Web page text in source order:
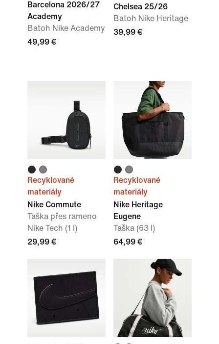
Barcelona 2026/27
Academy
Batoh Nike Academy
49,99 €
Chelsea 25/26
Batoh Nike Heritage
39,99 €
Recyklované
materiály
Nike Commute
Taška přes rameno
Nike Tech (1 l)
29,99 €
Recyklované
materiály
Nike Heritage
Eugene
Taška (63 l)
64,99 €